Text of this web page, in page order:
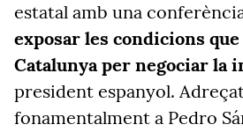
estatal amb una
exposar les condicions
Catalunya per negociar la
president espanyol.
fonamentalment a Pedro